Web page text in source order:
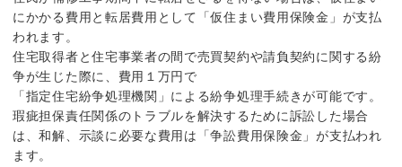
にかかる費用と転居費用として「仮住まい費用保険金」が支払
われます。
住宅取得者と住宅事業者の間で売買契約や請負契約に関する紛
争が生じた際に、費用１万円で
「指定住宅紛争処理機関」による紛争処理手続きが可能です。
瑕疵担保責任関係のトラブルを解決するために訴訟した場合
は、和解、示談に必要な費用は「争訟費用保険金」が支払われ
ます。